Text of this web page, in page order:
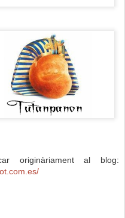
originàriament al blog: